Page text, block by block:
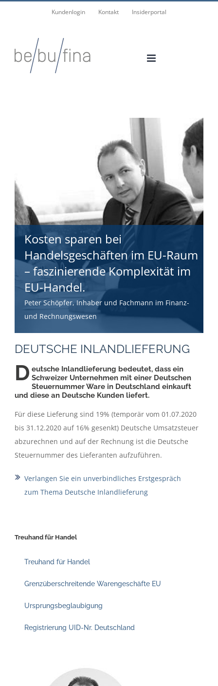
Kundenlogin Kontakt Insiderportal
Kosten sparen bei
Handelsgeschäften im EU-Raum
– faszinierende Komplexität im
EU-Handel.
Peter Schöpfer, Inhaber und Fachmann im Finanz-
und Rechnungswesen
DEUTSCHE INLANDLIEFERUNG
D eutsche Inlandlieferung bedeutet, dass ein
Schweizer Unternehmen mit einer Deutschen
Steuernummer Ware in Deutschland einkauft
und diese an Deutsche Kunden liefert.
Für diese Lieferung sind 19% (temporär vom 01.07.2020
bis 31.12.2020 auf 16% gesenkt) Deutsche Umsatzsteuer
abzurechnen und auf der Rechnung ist die Deutsche
Steuernummer des Lieferanten aufzuführen.
Verlangen Sie ein unverbindliches Erstgespräch
zum Thema Deutsche Inlandlieferung
Treuhand für Handel
Treuhand für Handel
Grenzüberschreitende Warengeschäfte EU
Ursprungsbeglaubigung
Registrierung UID-Nr. Deutschland